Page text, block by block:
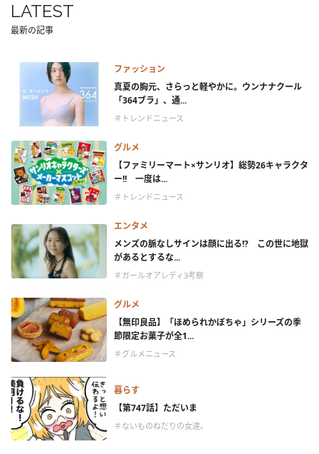
LATEST
最新の記事
ファッション
真夏の胸元、さらっと軽やかに。ウンナナクール
「364ブラ」、通...
＃トレンドニュース
グルメ
【ファミリーマート×サンリオ】総勢26キャラクタ
ー!! 一度は...
＃トレンドニュース
エンタメ
メンズの脈なしサインは顔に出る!? この世に地獄
があるとするな...
＃ガールオアレディ3考察
グルメ
【無印良品】「ほめられかぼちゃ」シリーズの季
節限定お菓子が全1...
＃グルメニュース
暮らす
【第747話】ただいま
＃ないものねだりの女達。